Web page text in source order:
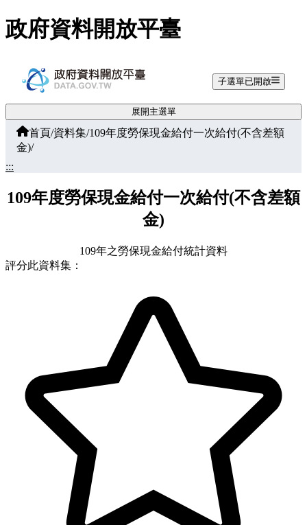
跳至主要內容
政府資料開放平臺
子選單已開啟
展開主選單
首頁/資料集/109年度勞保現金給付一次給付(不含差額
金)/
:::
109年度勞保現金給付一次給付(不含差額
金)
109年之勞保現金給付統計資料
評分此資料集：